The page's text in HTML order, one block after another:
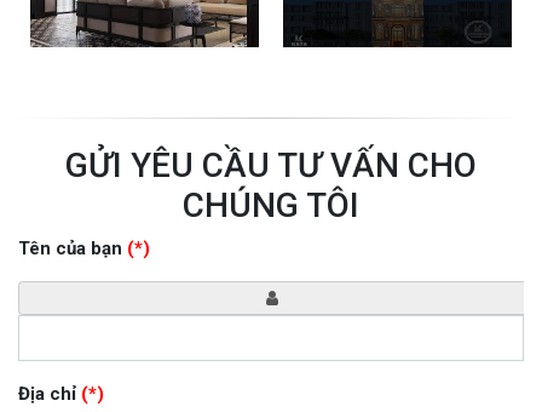
GỬI YÊU CẦU TƯ VẤN CHO
CHÚNG TÔI
Tên của bạn (*)
Địa chỉ (*)